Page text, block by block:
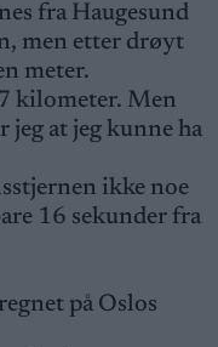
fra Haugesund
men etter drøyt
meter.
kilometer. Men
jeg at jeg kunne ha
ikke noe
16 sekunder fra
på Oslos